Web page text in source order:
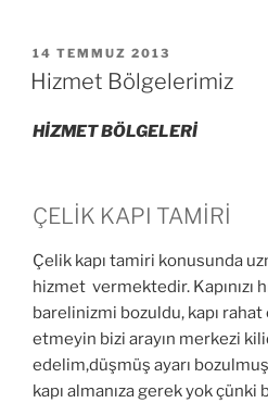
YAYIM
TARIHI
14 TEMMUZ 2013
Hizmet Bölgelerimiz
HİZMET BÖLGELERİ
ÇELİK KAPI TAMİRİ
Çelik kapı tamiri konusunda
hizmet vermektedir. Kapınızı
barelinizmi bozuldu, kapı rahat
etmeyin bizi arayın merkezi
edelim,düşmüş ayarı bozulmuş
kapı almanıza gerek yok çünki